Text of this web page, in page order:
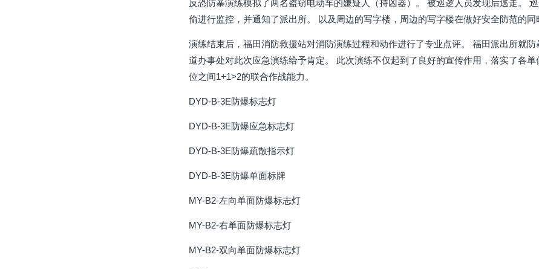
反恐防暴演练模拟了两名盗窃电动车的嫌疑人（持凶器）。 被巡逻人员发现后逃走。
偷进行监控，并通知了派出所。 以及周边的写字楼，周边的写字楼在做好安全防范的
演练结束后，福田消防救援站对消防演练过程和动作进行了专业点评。 福田派出所就
道办事处对此次应急演练给予肯定。 此次演练不仅起到了良好的宣传作用，落实了各
位之间1+1>2的联合作战能力。
DYD-B-3E防爆标志灯
DYD-B-3E防爆应急标志灯
DYD-B-3E防爆疏散指示灯
DYD-B-3E防爆单面标牌
MY-B2-左向单面防爆标志灯
MY-B2-右单面防爆标志灯
MY-B2-双向单面防爆标志灯